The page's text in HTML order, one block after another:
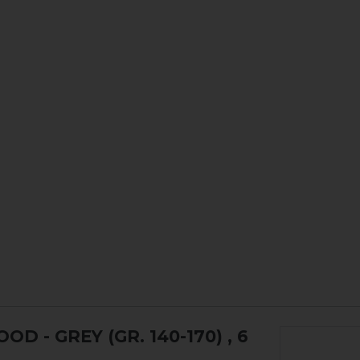
- GREY (GR. 140-170) , 6